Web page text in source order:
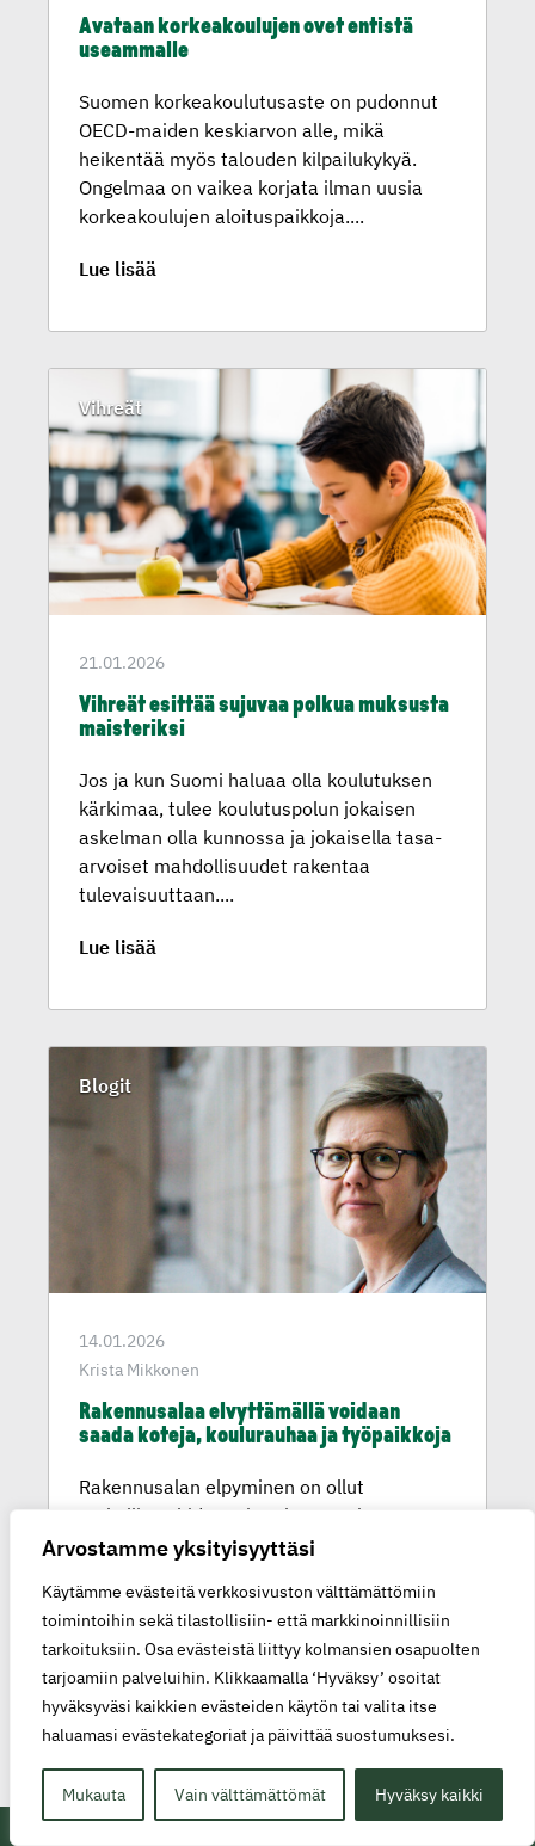
Arvostamme yksityisyyttäsi
Käytämme evästeitä verkkosivuston välttämättömiin
toimintoihin sekä tilastollisiin- että markkinoinnillisiin
tarkoituksiin. Osa evästeistä liittyy kolmansien osapuolten
tarjoamiin palveluihin. Klikkaamalla ‘Hyväksy’ osoitat
hyväksyväsi kaikkien evästeiden käytön tai valita itse
haluamasi evästekategoriat ja päivittää suostumuksesi.
Mukauta Vain välttämättömät Hyväksy kaikki
Avataan korkeakou­lujen ovet entistä
useammalle
Suomen korkeakoulutusaste on pudonnut
OECD-maiden keskiarvon alle, mikä
heikentää myös talouden kilpailukykyä.
Ongelmaa on vaikea korjata ilman uusia
korkeakoulujen aloituspaikkoja....
Lue lisää
21.01.2026
Vihreät esittää sujuvaa polkua muksusta
maisteriksi
Jos ja kun Suomi haluaa olla koulutuksen
kärkimaa, tulee koulutuspolun jokaisen
askelman olla kunnossa ja jokaisella tasa-
arvoiset mahdollisuudet rakentaa
tulevaisuuttaan....
Lue lisää
Vihreät
14.01.2026
Krista Mikkonen
Rakennu­salaa elvyttä­mällä voidaan
saada koteja, koulurauhaa ja työpaikkoja
Rakennusalan elpyminen on ollut
tuskallisen hidasta ja rakennusalan
ammattilaisia vaihtaa jopa pois alalta.
kohtuuhintaisia...
Lue lisää
Blogit